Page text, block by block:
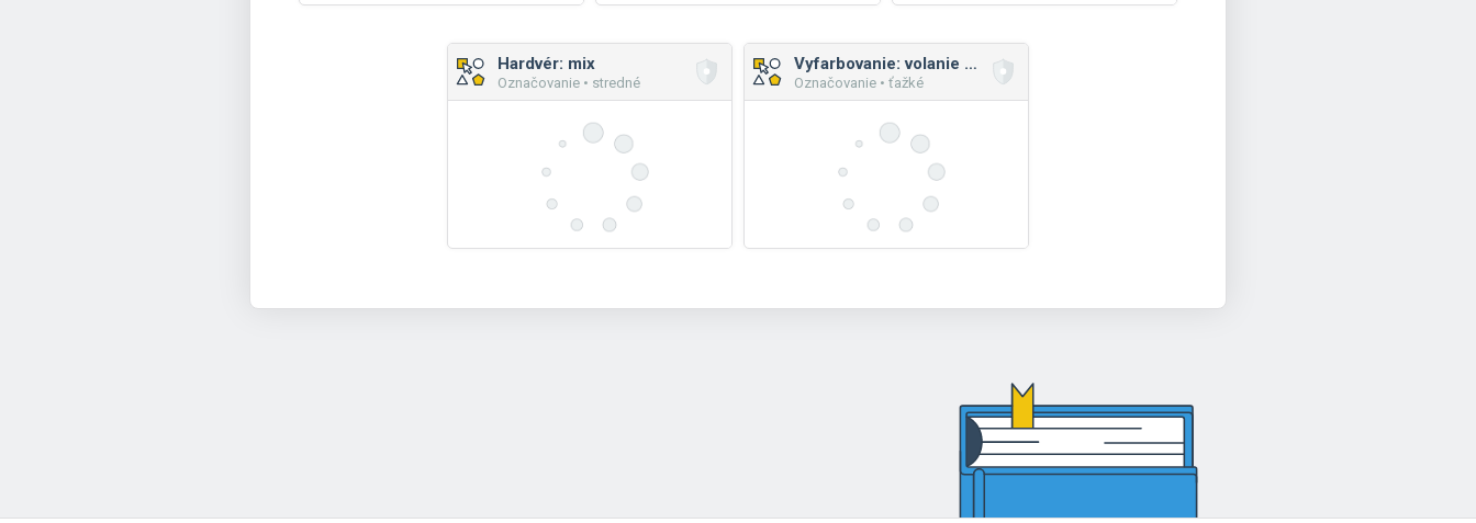
Hardvér: mix
Označovanie • stredné
Vyfarbovanie: volanie funkcií s parametrami
Označovanie • ťažké